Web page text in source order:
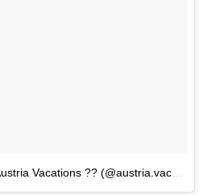
Post udostępniony przez Austria Vacations ?? (@austria.vacations)